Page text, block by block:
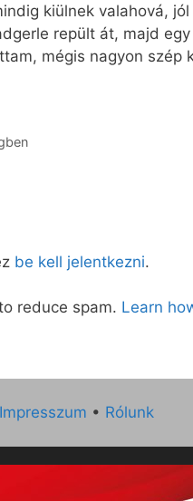
kiülnek valahová,
repült át, majd
mégis nagyon szép
be kell jelentkezni.
reduce spam. Learn
Impresszum • Rólunk